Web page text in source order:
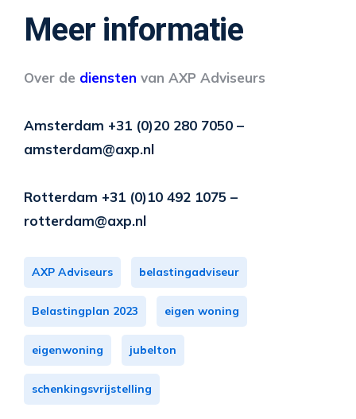
Meer informatie
Over de diensten van AXP Adviseurs
Amsterdam +31 (0)20 280 7050 –
amsterdam@axp.nl
Rotterdam +31 (0)10 492 1075 –
rotterdam@axp.nl
AXP Adviseurs belastingadviseur
Belastingplan 2023 eigen woning
eigenwoning jubelton
schenkingsvrijstelling